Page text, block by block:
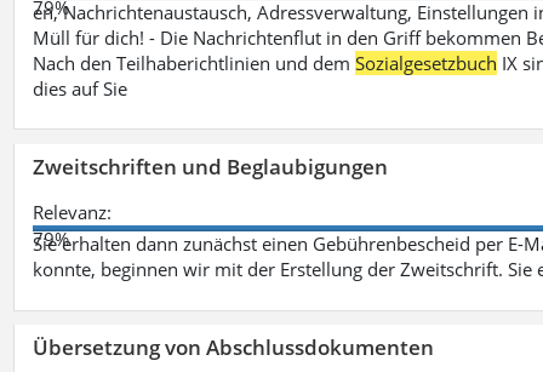
79%
en, Nachrichtenaustausch, Adressverwaltung,
Müll für dich! - Die Nachrichtenflut in den Griff bekommen
Nach den Teilhaberichtlinien und demSozialgesetzbuch IX
dies auf Sie
Zweitschriften und Beglaubigungen
Relevanz:
79%
Sie erhalten dann zunächst einen Gebührenbescheid per E-
konnte, beginnen wir mit der Erstellung der Zweitschrift. Sie
Übersetzung von Abschlussdokumenten